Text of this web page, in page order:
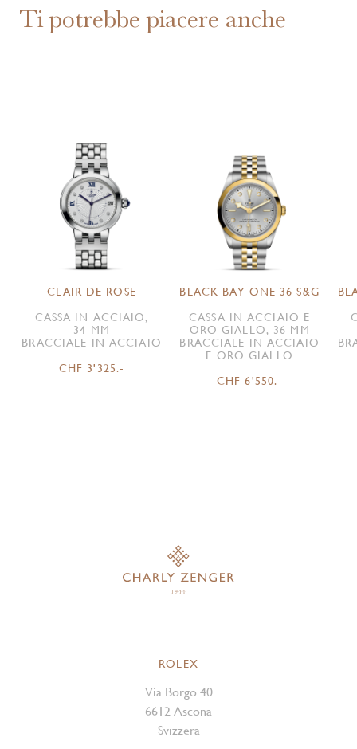
Ti potrebbe piacere anche
CLAIR DE ROSE
CASSA IN ACCIAIO,
34 MM
BRACCIALE IN ACCIAIO
CHF 3'325.-
BLACK BAY ONE 36 S&G
CASSA IN ACCIAIO E
ORO GIALLO, 36 MM
BRACCIALE IN ACCIAIO
E ORO GIALLO
CHF 6'550.-
ROLEX
Via Borgo 40
6612 Ascona
Svizzera